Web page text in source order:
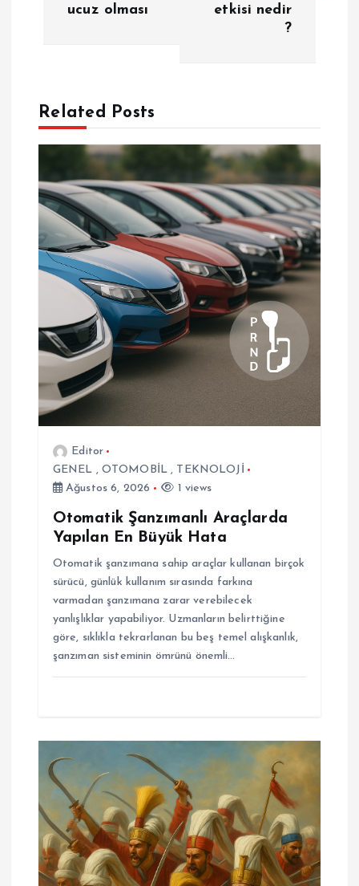
e
n
m
s
ucuz olması
etkisi nedir
?
Related Posts
Editor
GENEL , OTOMOBİL , TEKNOLOJİ
Ağustos 6, 2026
1 views
Otomatik Şanzımanlı Araçlarda
Yapılan En Büyük Hata
Otomatik şanzımana sahip araçlar kullanan birçok
sürücü, günlük kullanım sırasında farkına
varmadan şanzımana zarar verebilecek
yanlışlıklar yapabiliyor. Uzmanların belirttiğine
göre, sıklıkla tekrarlanan bu beş temel alışkanlık,
şanzıman sisteminin ömrünü önemli…